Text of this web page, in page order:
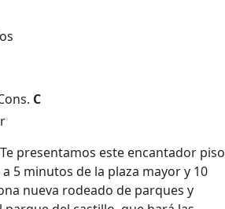
C
Te presentamos este encantador piso
5 minutos de la plaza mayor y 10
nueva rodeado de parques y